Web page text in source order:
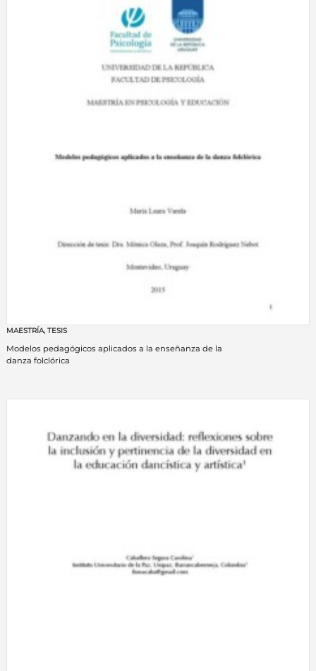
MAESTRÍA, TESIS
Modelos pedagógicos aplicados a la enseñanza de la
danza folclórica